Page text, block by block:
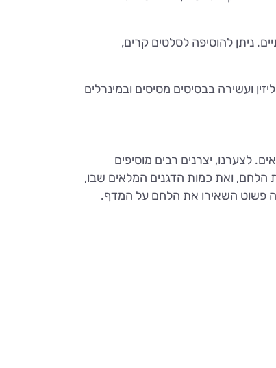
ניתן להוסיפה לסלטים קרים,
ועשירה בבסיסים מסיסים ובמינרלים
לצערנו, יצרנים רבים מוסיפים
הלחם, ואת כמות הדגנים המלאים שבו,